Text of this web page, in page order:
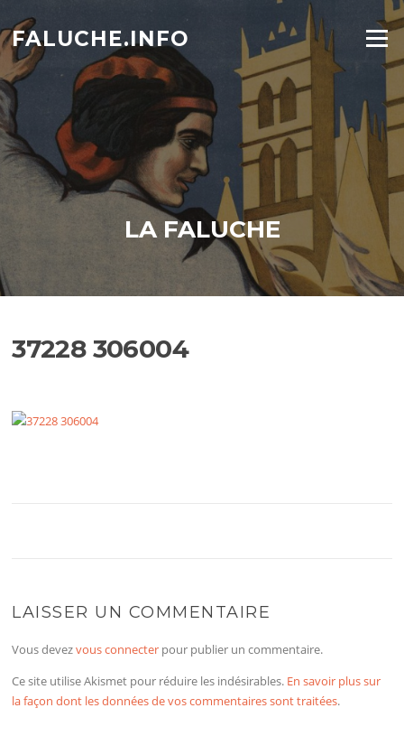
au
contenu
FALUCHE.INFO Menu
LA FALUCHE
37228 306004
LAISSER UN COMMENTAIRE
Vous devezvous connecter pour publier un commentaire.
Ce site utilise Akismet pour réduire les indésirables. En savoir plus sur
la façon dont les données de vos commentaires sont traitées.